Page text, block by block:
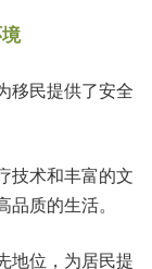
移民提供了安全
技术和丰富的文
质的生活。
地位，为居民提